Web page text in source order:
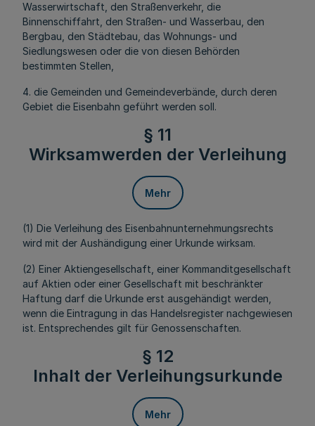
Wasserwirtschaft, den Straßenverkehr, die
Binnenschiffahrt, den Straßen- und Wasserbau, den
Bergbau, den Städtebau, das Wohnungs- und
Siedlungswesen oder die von diesen Behörden
bestimmten Stellen,
4. die Gemeinden und Gemeindeverbände, durch deren
Gebiet die Eisenbahn geführt werden soll.
§ 11
Wirksamwerden der Verleihung
Mehr
(1) Die Verleihung des Eisenbahnunternehmungsrechts
wird mit der Aushändigung einer Urkunde wirksam.
(2) Einer Aktiengesellschaft, einer Kommanditgesellschaft
auf Aktien oder einer Gesellschaft mit beschränkter
Haftung darf die Urkunde erst ausgehändigt werden,
wenn die Eintragung in das Handelsregister nachgewiesen
ist. Entsprechendes gilt für Genossenschaften.
§ 12
Inhalt der Verleihungsurkunde
Mehr